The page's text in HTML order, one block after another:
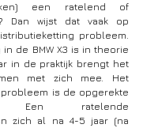
een ratelend of
Dan wijst dat vaak op
probleem.
de BMW X3 is in theorie
in de praktijk brengt het
met zich mee. Het
is de opgerekte
Een ratelende
zich al na 4-5 jaar (na